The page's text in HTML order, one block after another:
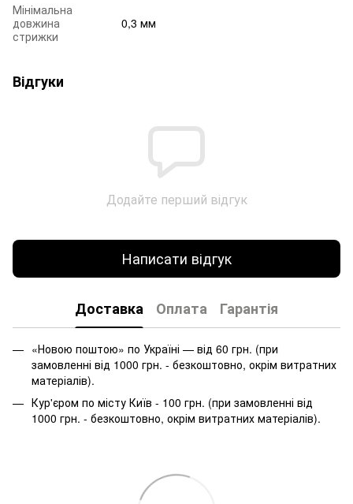
Мінімальна
довжина
стрижки
0,3 мм
Відгуки
Додайте перший відгук
Написати відгук
Доставка Оплата Гарантія
«Новою поштою» по Україні — від 60 грн. (при
замовленні від 1000 грн. - безкоштовно, окрім витратних
матеріалів).
Кур'єром по місту Київ - 100 грн. (при замовленні від
1000 грн. - безкоштовно, окрім витратних матеріалів).